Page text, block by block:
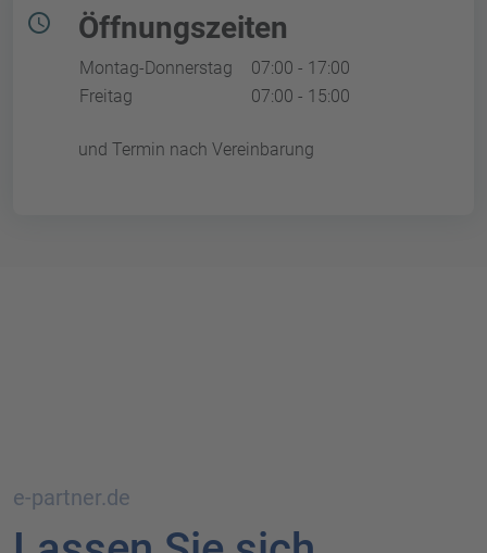
schedule Öffnungszeiten
Montag-Donnerstag
07:00 - 17:00
Freitag
07:00 - 15:00
und Termin nach Vereinbarung
e-partner.de